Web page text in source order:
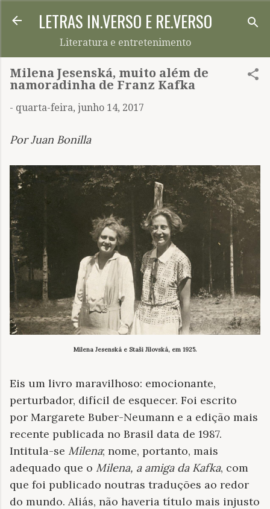
Pular para o conteúdo principal
LETRAS IN.VERSO E RE.VERSO
Literatura e entretenimento
Milena Jesenská, muito além de
namoradinha de Franz Kafka
- quarta-feira, junho 14, 2017
Por Juan Bonilla
Milena Jesenská e Staši Jílovská, em 1925.
Eis um livro maravilhoso: emocionante,
perturbador, difícil de esquecer. Foi escrito
por Margarete Buber-Neumann e a edição mais
recente publicada no Brasil data de 1987.
Intitula-se Milena; nome, portanto, mais
adequado que o Milena, a amiga da Kafka, com
que foi publicado noutras traduções ao redor
do mundo. Aliás, não haveria título mais injusto